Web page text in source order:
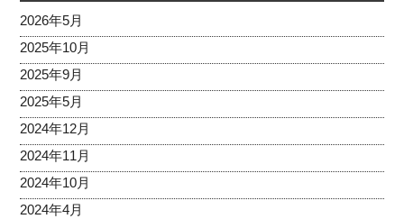
2026年5月
2025年10月
2025年9月
2025年5月
2024年12月
2024年11月
2024年10月
2024年4月